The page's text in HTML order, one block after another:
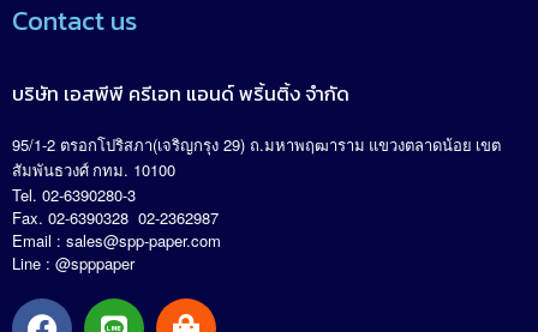
Contact us
บริษัท เอสพีพี ครีเอท แอนด์ พริ้นติ้ง จำกัด
95/1-2 ตรอกโปริสภา(เจริญกรุง 29) ถ.มหาพฤฒาราม แขวงตลาดน้อย เขต
สัมพันธวงศ์ กทม. 10100
Tel. 02-6390280-3
Fax. 02-6390328 02-2362987
Email : sales@spp-paper.com
Line : @spppaper